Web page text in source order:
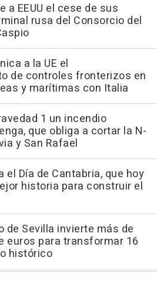
a EEUU el cese de sus
rusa del Consorcio del
a la UE el
de controles fronterizos en
y marítimas con Italia
1 un incendio
que obliga a cortar la N-
y San Rafael
Día de Cantabria, que hoy
historia para construir el
de Sevilla invierte más de
euros para transformar 16
histórico